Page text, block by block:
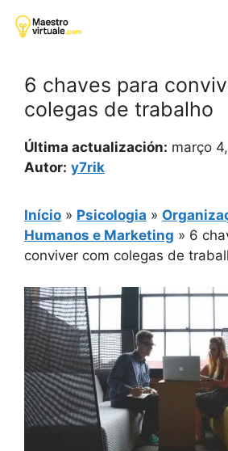
para
6 chaves para
colegas de trabalho
Última actualización: março
Autor: y7rik
Início » Psicologia »
Humanos e Marketing » 6
conviver com colegas de